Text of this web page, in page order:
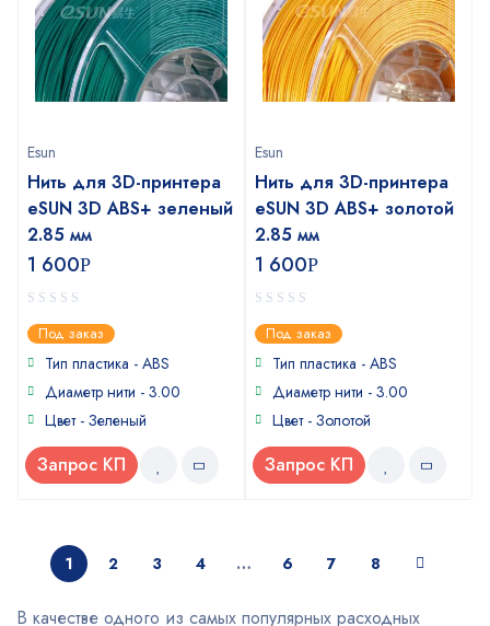
Esun
Нить для 3D-принтера
eSUN 3D ABS+ зеленый
2.85 мм
1 600Р
0
out
of
Под заказ
Тип пластика - ABS
Диаметр нити - 3.00
Цвет - Зеленый
Запрос КП
Esun
Нить для 3D-принтера
eSUN 3D ABS+ золотой
2.85 мм
1 600Р
0
out
of
Под заказ
Тип пластика - ABS
Диаметр нити - 3.00
Цвет - Золотой
Запрос КП
1 2 3 4 … 6 7 8
В качестве одного из самых популярных расходных